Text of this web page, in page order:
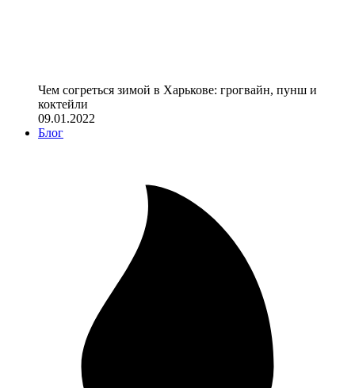
Чем согреться зимой в Харькове: грогвайн, пунш и
коктейли
09.01.2022
Блог